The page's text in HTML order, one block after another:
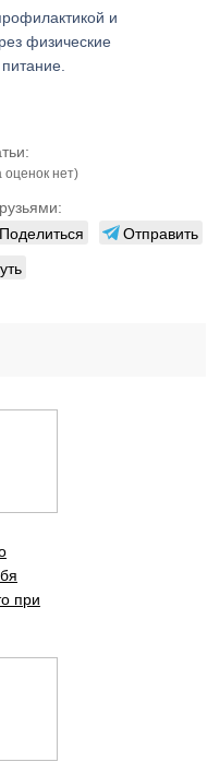
и
физические
оценок нет)
Поделиться
Отправить
при